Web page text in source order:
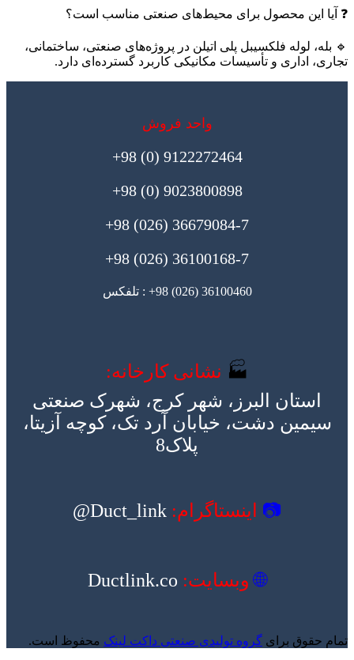
❓ آیا این محصول برای محیط‌های صنعتی مناسب است؟
🔹 بله، لوله فلکسیبل پلی اتیلن در پروژه‌های صنعتی، ساختمانی،
تجاری، اداری و تأسیسات مکانیکی کاربرد گسترده‌ای دارد.
واحد فروش
9122272464 (0) 98+
9023800898 (0) 98+
36679084-7 (026) 98+
36100168-7 (026) 98+
36100460 (026) 98+ : تلفکس
🏭 نشانی کارخانه:
استان البرز، شهر کرج، شهرک صنعتی
سیمین دشت، خیابان آرد تک، کوچه آزیتا،
پلاک8
📷 اینستاگرام:
🌐 وبسایت:
تمام حقوق برای گروه تولیدی صنعتی داکت لینک محفوظ است.